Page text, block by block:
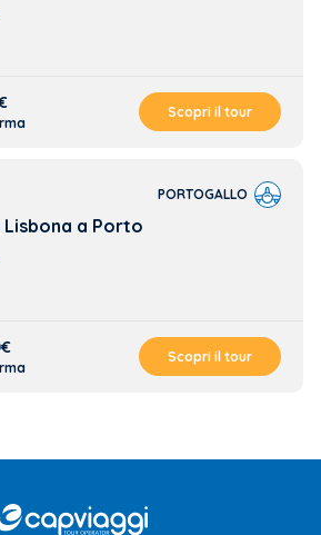
Scopri il tour
PORTOGALLO
a Porto
Scopri il tour